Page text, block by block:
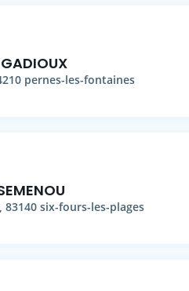
pernes-les-fontaines
, 83140 six-fours-les-plages